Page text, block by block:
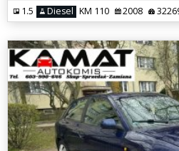
1.5 Diesel KM 110 2008